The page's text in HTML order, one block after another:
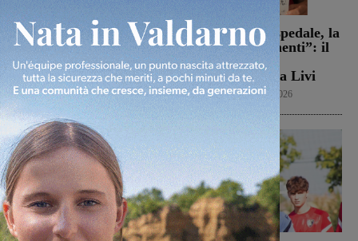
Campionato di serie D,
domani i calendari
Calcio 9 Agosto 2026
Dal treno all’ospedale, la
vita in “Frammenti”: il
primo libro del
valdarnese Luca Livi
Cultura 9 Agosto 2026